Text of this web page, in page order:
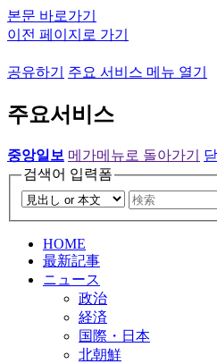
본문 바로가기
이전 페이지로 가기
공유하기 주요 서비스 메뉴 열기
주요서비스
중앙일보 메가메뉴로 돌아가기
검색어 입력폼
HOME
最新記事
ニュース
政治
経済
国際・日本
北朝鮮